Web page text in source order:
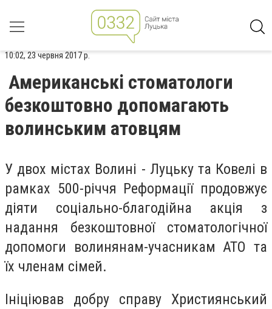
10:02, 23 червня 2017 р.
Американські стоматологи
безкоштовно допомагають
волинським атовцям
У двох містах Волині - Луцьку та Ковелі в
рамках 500-річчя Реформації продовжує
діяти соціально-благодійна акція з
надання безкоштовної стоматологічної
допомоги волинянам-учасникам АТО та
їх членам сімей.
Ініціював добру справу Християнський